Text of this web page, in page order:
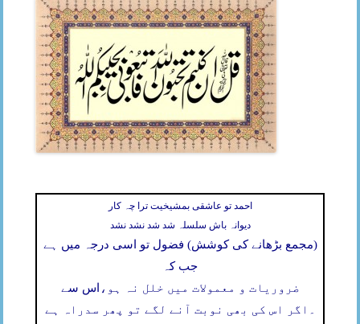
احمد تو عاشقی بمشیخیت ترا چہ کار
دیوانہ باش سلسلہ شد شد نشد نشد
(مجمع بڑھانے کی کوشش) فضول تو اسی درجہ میں ہے
جب کہ
اس سے ضروریات و معمولات میں خلل نہ ہو،
اگر اس کی بھی نوبت آنے لگے تو پھر سدراہ ہے